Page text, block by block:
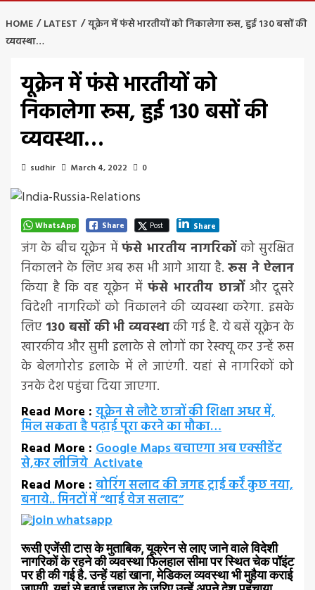
HOME LATEST
यूक्रेन में फंसे भारतीयों को निकालेगा रूस, हुई 130 बसों की
व्यवस्था…
यूक्रेन में फंसे भारतीयों को
निकालेगा रूस, हुई 130 बसों की
व्यवस्था…
sudhir March 4, 2022 0
WhatsApp Share Post Share
जंग के बीच यूक्रेन मेंफंसे भारतीय नागरिकोंको सुरक्षित
निकालने के लिए अब रूस भी आगे आया है.रूस ने ऐलान
किया है कि वह यूक्रेन में फंसे भारतीय छात्रोंऔर दूसरे
विदेशी नागरिकों को निकालने की व्यवस्था करेगा. इसके
लिए 130 बसों की भी व्यवस्थाकी गई है. ये बसें यूक्रेन के
खारकीव और सुमी इलाके से लोगों का रेस्क्यू कर उन्हें रूस
के बेलगोरोड इलाके में ले जाएंगी. यहां से नागरिकों को
उनके देश पहुंचा दिया जाएगा.
Read More : यूक्रेन से लौटे छात्रों की शिक्षा अधर में,
मिल सकता है पढ़ाई पूरा करने का मौका…
Read More : Google Maps बचाएगा अब एक्सीडेंट
से,कर लीजिये Activate
Read More : बोरिंग सलाद की जगह ट्राई कर्रें कुछ नया,
बनाये.. मिनटों में “थाई वेज सलाद”
रूसी एजेंसी टास के मुताबिक, यूक्रेन से लाए जाने वाले विदेशी
नागरिकों के रहने की व्यवस्था फिलहाल सीमा पर स्थित चेक पॉइंट
पर ही की गई है. उन्हें यहां खाना, मेडिकल व्यवस्था भी मुहैया कराई